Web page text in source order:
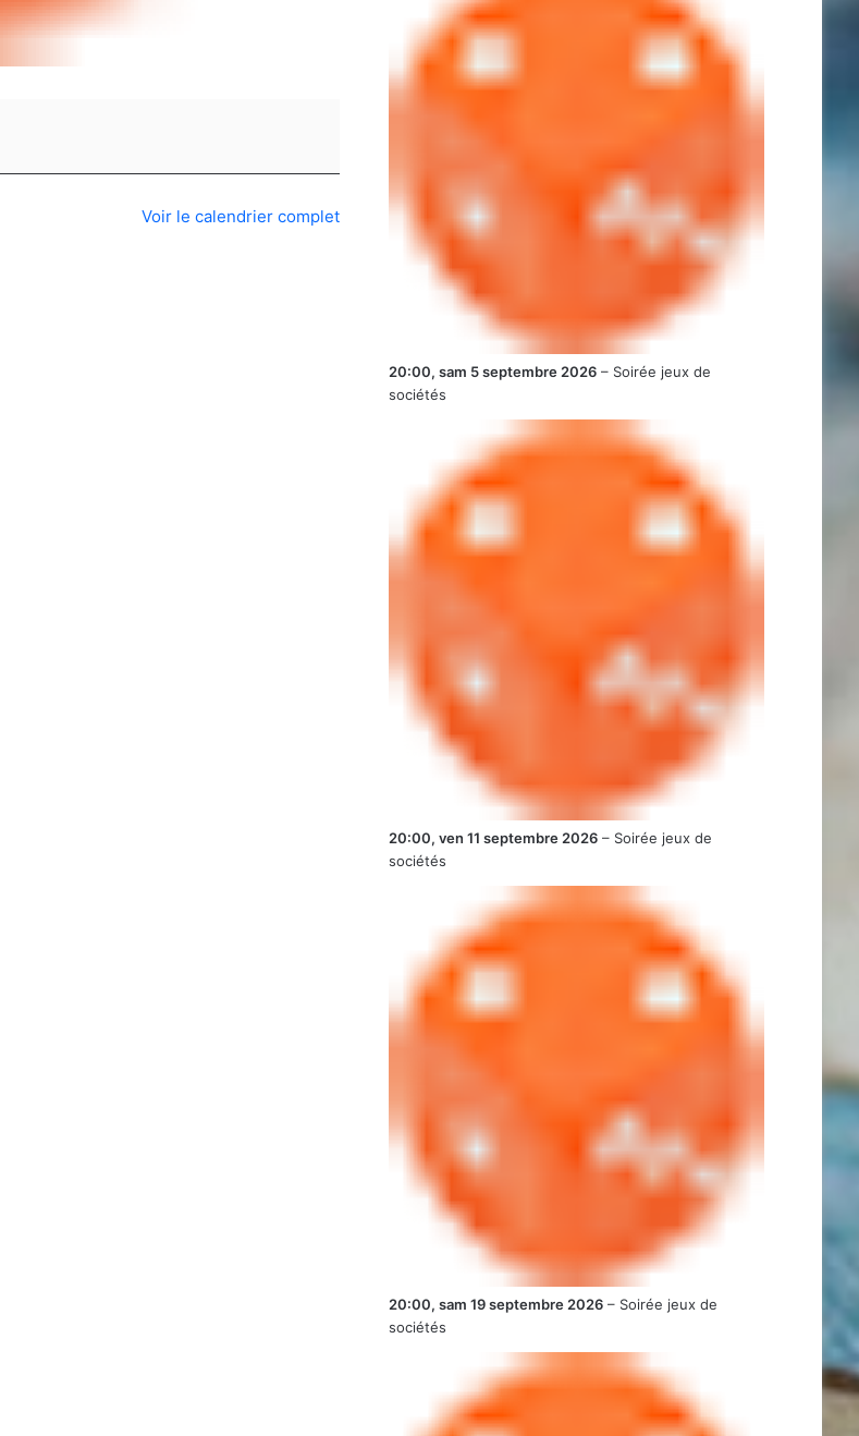
Voir le calendrier complet
20:00, sam 5 septembre 2026 – Soirée jeux de
sociétés
20:00, ven 11 septembre 2026 – Soirée jeux de
sociétés
20:00, sam 19 septembre 2026 – Soirée jeux de
sociétés